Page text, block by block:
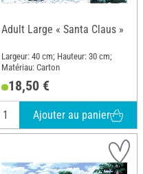
Adult Large « Santa Claus »
Largeur: 40 cm; Hauteur: 30 cm;
Matériau: Carton
18,50 €
Ajouter au panier